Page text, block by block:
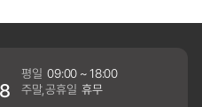
평일 09:00 ~ 18:00
주말,공휴일 휴무